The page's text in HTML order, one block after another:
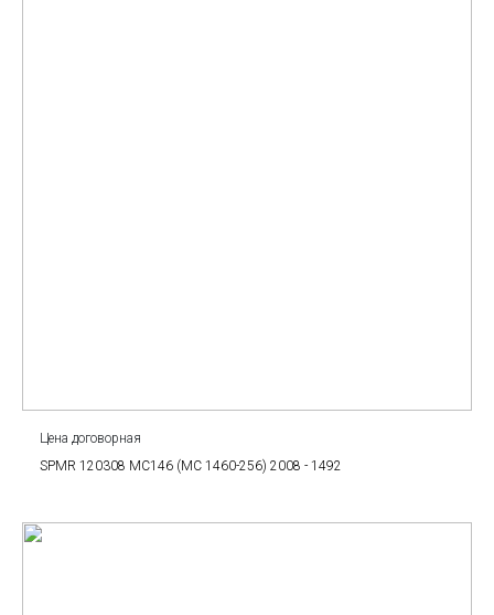
Цена договорная
SPMR 120308 MC146 (MC 1460-256) 2008 - 1492